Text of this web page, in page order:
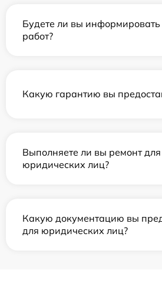
Будете ли вы информировать
работ?
Какую гарантию вы
Выполняете ли вы ремонт для
юридических лиц?
Какую документацию вы
для юридических лиц?